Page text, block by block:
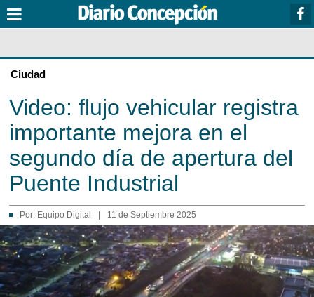
Ciudad
Video: flujo vehicular registra
importante mejora en el
segundo día de apertura del
Puente Industrial
Por: Equipo Digital 11 de Septiembre 2025